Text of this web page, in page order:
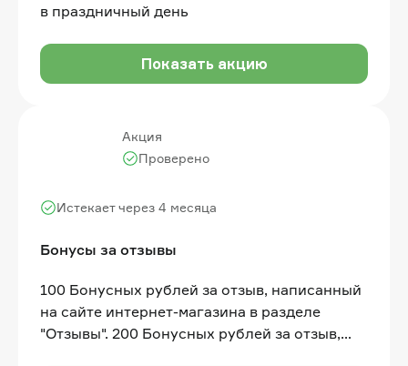
в праздничный день
Показать акцию
Акция
Бонусы за отзывы
Истекает через 4 месяца
Проверено
100 Бонусных рублей за отзыв, написанный
на сайте интернет-магазина в разделе
"Отзывы". 200 Бонусных рублей за отзыв,